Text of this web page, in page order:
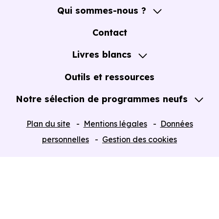
Taux d'amortissement Base amortissable
80 % de la valeur du bien,
hors terrain
Qui sommes-nous ?
A propos
Contact
Livres blancs
Guide de l'Achat immobilier neuf en VEFA
Outils et ressources
Notre sélection de programmes neufs
Plan du site Mentions légales
Données
personnelles
Gestion des cookies